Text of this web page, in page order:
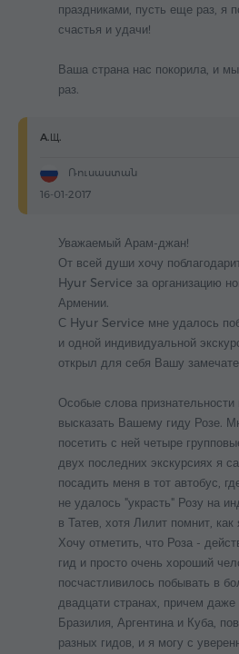
праздниками, пусть еще раз, я
счастья и удачи!
Ваша страна нас покорила, и
раз.
A.Щ.
Ռուսաստան
16-01-2017
Уважаемый Арам-джан!
От всей души хочу
Hyur Service за организацию
Армении.
С Hyur Service мне удалось
и одной индивидуальной
открыл для себя Вашу
Особые слова признательности
высказать Вашему гиду Розе.
посетить с ней четыре
двух последних экскурсиях я
посадить меня в тот автобус,
не удалось "украсть" Розу на
в Татев, хотя Лилит помнит,
Хочу отметить, что Роза -
гид и просто очень хороший
посчастливилось побывать в
двадцати странах, причем даже
Бразилия, Аргентина и Куба,
разных гидов, и я могу с